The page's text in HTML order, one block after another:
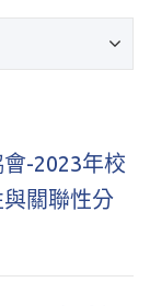
-2023年校
關聯性分